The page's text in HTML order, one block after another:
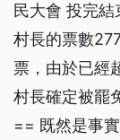
民大會 投完
村長的票數
票，由於已經
村長確定被罷
== 既然是事